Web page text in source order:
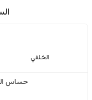
الخلفي
حساس